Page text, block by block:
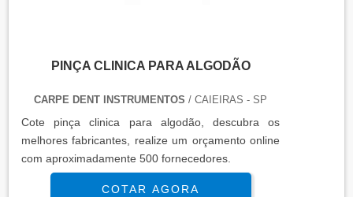
PINÇA CLINICA PARA ALGODÃO
CARPE DENT INSTRUMENTOS / CAIEIRAS - SP
Cote pinça clinica para algodão, descubra os
melhores fabricantes, realize um orçamento online
com aproximadamente 500 fornecedores.
COTAR AGORA